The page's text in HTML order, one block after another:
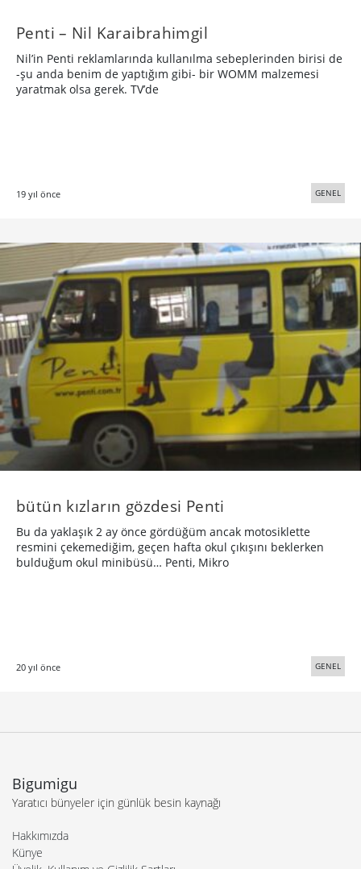
Penti – Nil Karaibrahimgil
Nil’in Penti reklamlarında kullanılma sebeplerinden birisi de
-şu anda benim de yaptığım gibi- bir WOMM malzemesi
yaratmak olsa gerek. TV’de
19 yıl önce GENEL
bütün kızların gözdesi Penti
Bu da yaklaşık 2 ay önce gördüğüm ancak motosiklette
resmini çekemediğim, geçen hafta okul çıkışını beklerken
bulduğum okul minibüsü… Penti, Mikro
20 yıl önce GENEL
Bigumigu
Yaratıcı bünyeler için günlük besin kaynağı
Hakkımızda
Künye